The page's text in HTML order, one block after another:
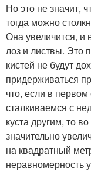
Но это не значит,
тогда можно
Она увеличится, и
лоз и листвы. Это
кистей не будут
придерживаться
что, если в
сталкиваемся с
куста другим, то
значительно
на квадратный
неравномерность